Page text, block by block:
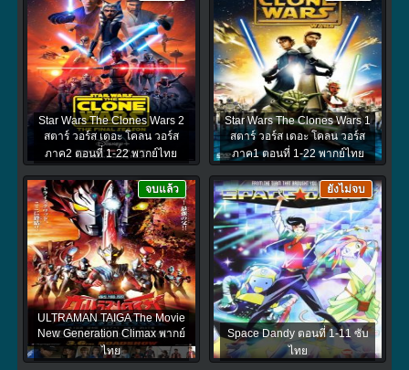
Star Wars The Clones Wars 2
สตาร์ วอร์ส เดอะ โคลน วอร์ส
ภาค2 ตอนที่ 1-22 พากย์ไทย
Star Wars The Clones Wars 1
สตาร์ วอร์ส เดอะ โคลน วอร์ส
ภาค1 ตอนที่ 1-22 พากย์ไทย
ULTRAMAN TAIGA The Movie
New Generation Climax พากย์
ไทย
จบแล้ว
Space Dandy ตอนที่ 1-11 ซับ
ไทย
ยังไม่จบ